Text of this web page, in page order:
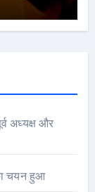
अध्यक्ष और
चयन हुआ